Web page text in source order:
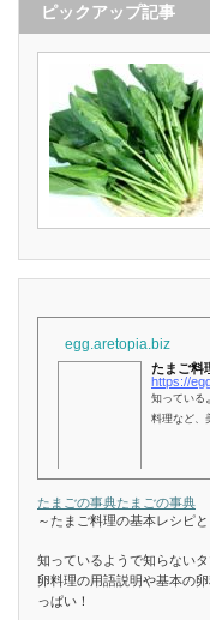
ピックアップ記事
egg.aretopia.biz
たまご料
https://
知っている
料理など、
たまごの事典たまごの事典
～たまご料理の基本レシピと
知っているようで知らないタ
卵料理の用語説明や基本の
っぱい！